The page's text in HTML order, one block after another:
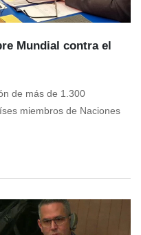
Mundial contra el
de más de 1.300
miembros de Naciones